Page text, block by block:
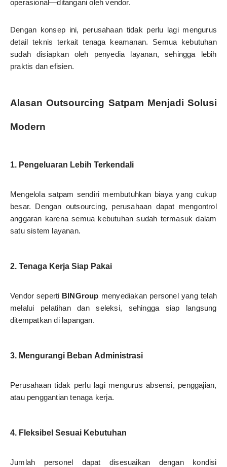
operasional—ditangani oleh vendor.
Dengan konsep ini, perusahaan tidak perlu lagi mengurus
detail teknis terkait tenaga keamanan. Semua kebutuhan
sudah disiapkan oleh penyedia layanan, sehingga lebih
praktis dan efisien.
Alasan Outsourcing Satpam Menjadi Solusi
Modern
1. Pengeluaran Lebih Terkendali
Mengelola satpam sendiri membutuhkan biaya yang cukup
besar. Dengan outsourcing, perusahaan dapat mengontrol
anggaran karena semua kebutuhan sudah termasuk dalam
satu sistem layanan.
2. Tenaga Kerja Siap Pakai
Vendor seperti BINGroup menyediakan personel yang telah
melalui pelatihan dan seleksi, sehingga siap langsung
ditempatkan di lapangan.
3. Mengurangi Beban Administrasi
Perusahaan tidak perlu lagi mengurus absensi, penggajian,
atau penggantian tenaga kerja.
4. Fleksibel Sesuai Kebutuhan
Jumlah personel dapat disesuaikan dengan kondisi